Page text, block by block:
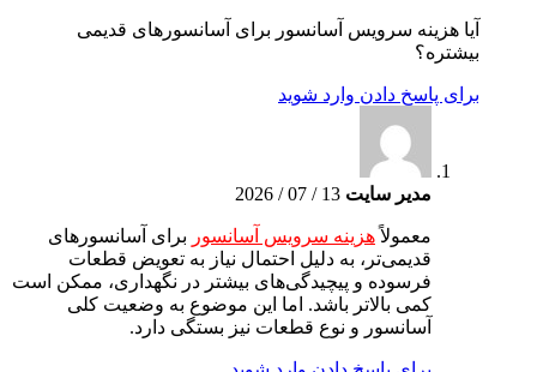
آیا هزینه سرویس آسانسور برای آسانسورهای قدیمی
بیشتره؟
برای پاسخ دادن وارد شوید
مدیر سایت 13 / 07 / 2026
معمولاًهزینه سرویس آسانسور برای آسانسورهای
قدیمی‌تر، به دلیل احتمال نیاز به تعویض قطعات
فرسوده و پیچیدگی‌های بیشتر در نگهداری، ممکن است
کمی بالاتر باشد. اما این موضوع به وضعیت کلی
آسانسور و نوع قطعات نیز بستگی دارد.